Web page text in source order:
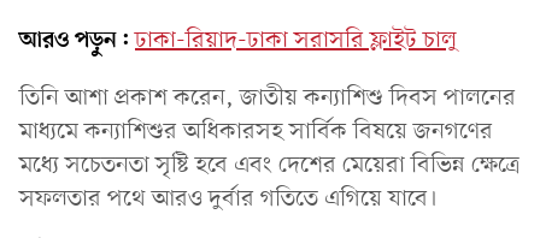
আরও পড়ুন: ঢাকা-রিয়াদ-ঢাকা সরাসরি ফ্লাইট চালু
তিনি আশা প্রকাশ করেন, জাতীয় কন্যাশিশু দিবস পালনের
মাধ্যমে কন্যাশিশুর অধিকারসহ সার্বিক বিষয়ে জনগণের
মধ্যে সচেতনতা সৃষ্টি হবে এবং দেশের মেয়েরা বিভিন্ন ক্ষেত্রে
সফলতার পথে আরও দুর্বার গতিতে এগিয়ে যাবে।